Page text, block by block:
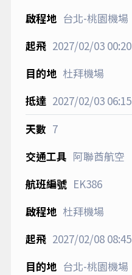
台北-桃園機場
2027/02/0300:20
杜拜機場
2027/02/0306:15
7
阿聯酋航空
EK386
杜拜機場
2027/02/0808:45
台北-桃園機場